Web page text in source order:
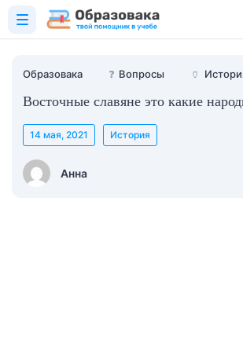
Образовака ❓ Вопросы 🏺
Восточные славяне это какие
Анна
14 мая, 2021 История